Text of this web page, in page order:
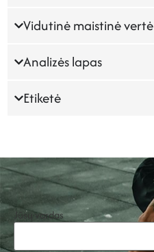
Vidutinė maistinė vertė
Analizės lapas
Etiketė
Jūsų vardas